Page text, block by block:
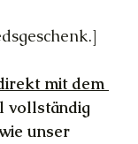
mit dem
vollständig
unser